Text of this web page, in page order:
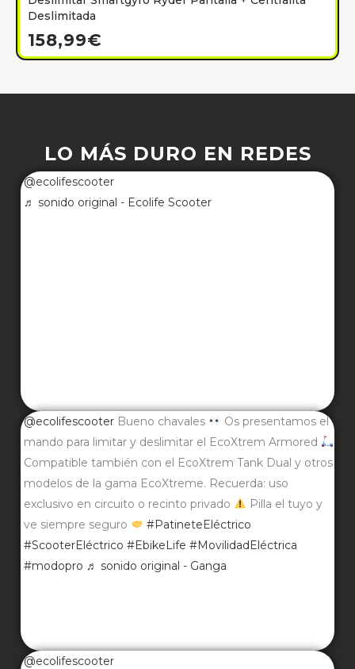
Deslimitada
158,99€
LO MÁS DURO EN REDES
@ecolifescooter
♬ sonido original - Ecolife Scooter
@ecolifescooter Bueno chavales
Os presentamos el
mando para limitar y deslimitar el EcoXtrem Armored
Compatible también con el EcoXtrem Tank Dual y otros
modelos de la gama EcoXtreme. Recuerda: uso
exclusivo en circuito o recinto privado
Pilla el tuyo y
ve siempre seguro
#PatineteEléctrico
#ScooterEléctrico #EbikeLife #MovilidadEléctrica
#modopro ♬ sonido original - Ganga
@ecolifescooter